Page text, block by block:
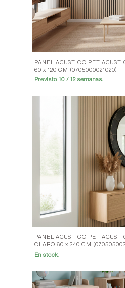
PANEL ACUSTICO PET
60 x 120 CM (0705000021020)
Previsto 10 / 12 semanas.
PANEL ACUSTICO PET
CLARO 60 x 240 CM
En stock.